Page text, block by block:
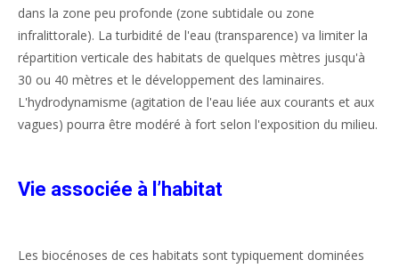
dans la zone peu profonde (zone subtidale ou zone
infralittorale). La turbidité de l'eau (transparence) va limiter la
répartition verticale des habitats de quelques mètres jusqu'à
30 ou 40 mètres et le développement des laminaires.
L'hydrodynamisme (agitation de l'eau liée aux courants et aux
vagues) pourra être modéré à fort selon l'exposition du milieu.
Vie associée à l’habitat
Les biocénoses de ces habitats sont typiquement dominées